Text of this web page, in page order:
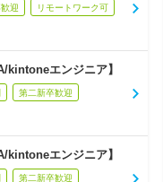
迎 リモートワーク可
kintoneエンジニア】
第二新卒歓迎
kintoneエンジニア】
第二新卒歓迎